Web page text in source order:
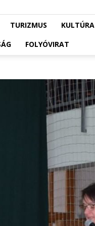
TURIZMUS KULTÚRA
FOLYÓVIRAT